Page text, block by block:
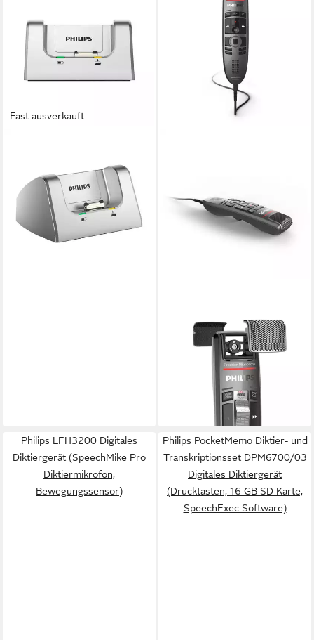
Fast ausverkauft
station Digitales Diktiergerät
192,64 €
lieferbar - in 2-3 Werktagen bei dir
Premium Touch
Diktiermikrofon Digitales
Diktiergerät (Studioqualität,
Drucktasten,
Bewegungssensor)
ab 325,00 € UVP366,99 €
lieferbar - in 3-4 Werktagen bei dir
Philips LFH3200 Digitales
Diktiergerät (SpeechMike Pro
Diktiermikrofon,
Bewegungssensor)
Philips PocketMemo Diktier- und
Transkriptionsset DPM6700/03
Digitales Diktiergerät
(Drucktasten, 16 GB SD Karte,
SpeechExec Software)